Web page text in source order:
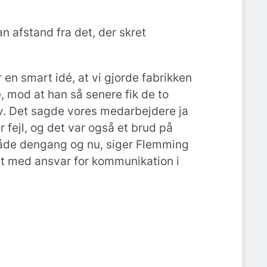
afstand fra det, der skret
en smart idé, at vi gjorde fabrikken
mod at han så senere fik de to
Det sagde vores medarbejdere ja
fejl, og det var også et brud på
dengang og nu, siger Flemming
med ansvar for kommunikation i